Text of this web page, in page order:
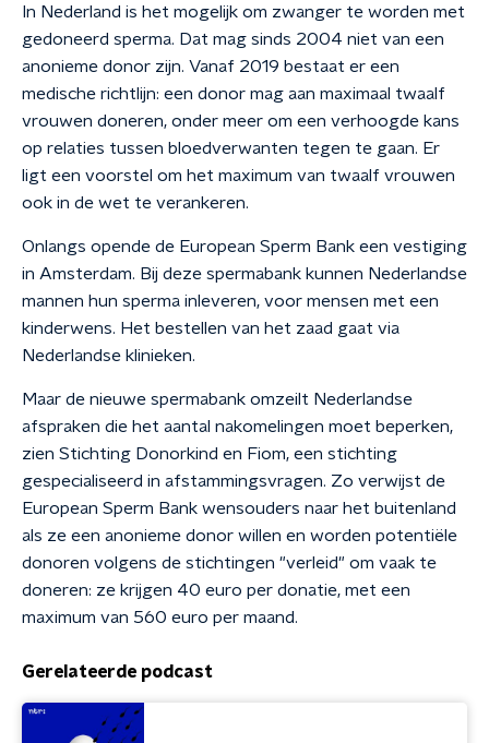
In Nederland is het mogelijk om zwanger te worden met
gedoneerd sperma. Dat mag sinds 2004 niet van een
anonieme donor zijn. Vanaf 2019 bestaat er een
medische richtlijn: een donor mag aan maximaal twaalf
vrouwen doneren, onder meer om een verhoogde kans
op relaties tussen bloedverwanten tegen te gaan. Er
ligt een voorstel om het maximum van twaalf vrouwen
ook in de wet te verankeren.
Onlangs opende de European Sperm Bank een vestiging
in Amsterdam. Bij deze spermabank kunnen Nederlandse
mannen hun sperma inleveren, voor mensen met een
kinderwens. Het bestellen van het zaad gaat via
Nederlandse klinieken.
Maar de nieuwe spermabank omzeilt Nederlandse
afspraken die het aantal nakomelingen moet beperken,
zien Stichting Donorkind en Fiom, een stichting
gespecialiseerd in afstammingsvragen. Zo verwijst de
European Sperm Bank wensouders naar het buitenland
als ze een anonieme donor willen en worden potentiële
donoren volgens de stichtingen "verleid" om vaak te
doneren: ze krijgen 40 euro per donatie, met een
maximum van 560 euro per maand.
Gerelateerde podcast